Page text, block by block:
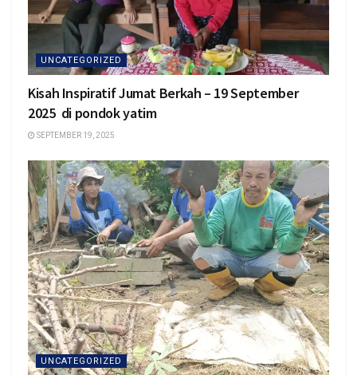
UNCATEGORIZED
Kisah Inspiratif Jumat Berkah – 19 September
2025 di pondok yatim
SEPTEMBER 19, 2025
UNCATEGORIZED